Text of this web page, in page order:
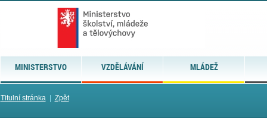
MINISTERSTVO VZDĚLÁVÁNÍ MLÁDEŽ
Titulní stránka| Zpět